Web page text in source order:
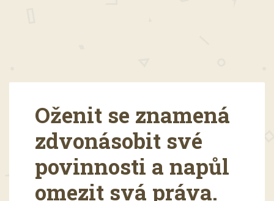
Oženit se znamená
zdvonásobit své
povinnosti a napůl
omezit svá práva.